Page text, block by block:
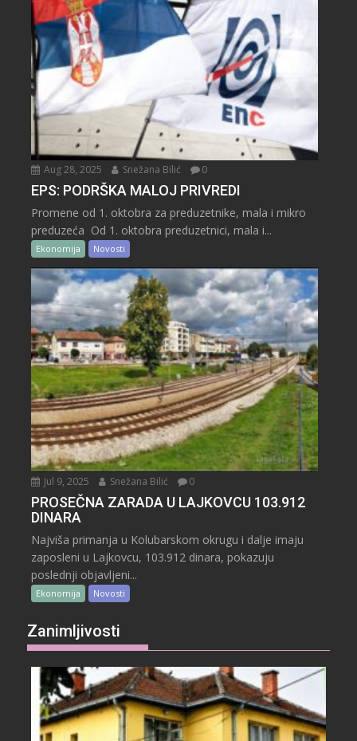
Aug 28, 2025 Snežana Bilić 0
EPS: PODRŠKA MALOJ PRIVREDI
Promene od 1. oktobra za preduzetnike, mala i mikro
preduzeća Od 1. oktobra preduzetnici, mala i...
Ekonomija Novosti
Jul 9, 2025 Snežana Bilić 0
PROSEČNA ZARADA U LAJKOVCU 103.912
DINARA
Najviša primanja u Kolubarskom okrugu i dalje imaju
zaposleni u Lajkovcu, 103.912 dinara, pokazuju
poslednji objavljeni...
Ekonomija Novosti
Zanimljivosti